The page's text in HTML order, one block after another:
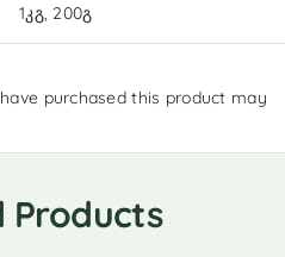
1კგ, 200გ
purchased this product may
Products